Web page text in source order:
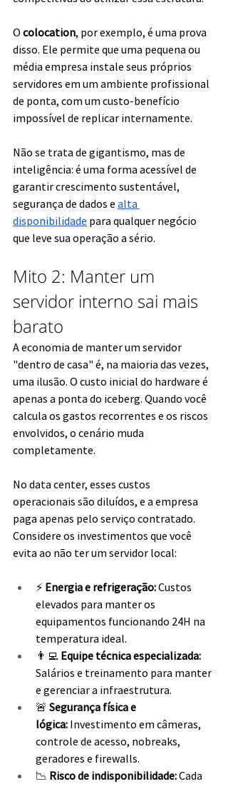
O colocation, por exemplo, é uma prova
disso. Ele permite que uma pequena ou
média empresa instale seus próprios
servidores em um ambiente profissional
de ponta, com um custo-benefício
impossível de replicar internamente.
Não se trata de gigantismo, mas de
inteligência: é uma forma acessível de
garantir crescimento sustentável,
segurança de dados e alta
disponibilidade para qualquer negócio
que leve sua operação a sério.
Mito 2: Manter um
servidor interno sai mais
barato
A economia de manter um servidor
"dentro de casa" é, na maioria das vezes,
uma ilusão. O custo inicial do hardware é
apenas a ponta do iceberg. Quando você
calcula os gastos recorrentes e os riscos
envolvidos, o cenário muda
completamente.
No data center, esses custos
operacionais são diluídos, e a empresa
paga apenas pelo serviço contratado.
Considere os investimentos que você
evita ao não ter um servidor local:
⚡ Energia e refrigeração: Custos
elevados para manter os
equipamentos funcionando 24H na
temperatura ideal.
👨‍💻 Equipe técnica especializada:
Salários e treinamento para manter
e gerenciar a infraestrutura.
🚨 Segurança física e
lógica: Investimento em câmeras,
controle de acesso, nobreaks,
geradores e firewalls.
📉 Risco de indisponibilidade: Cada